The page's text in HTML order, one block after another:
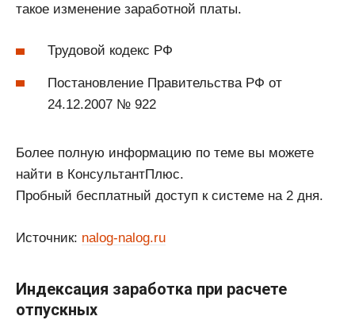
такое изменение заработной платы.
Трудовой кодекс РФ
Постановление Правительства РФ от
24.12.2007 № 922
Более полную информацию по теме вы можете
найти в КонсультантПлюс.
Пробный бесплатный доступ к системе на 2 дня.
Источник: nalog-nalog.ru
Индексация заработка при расчете
отпускных